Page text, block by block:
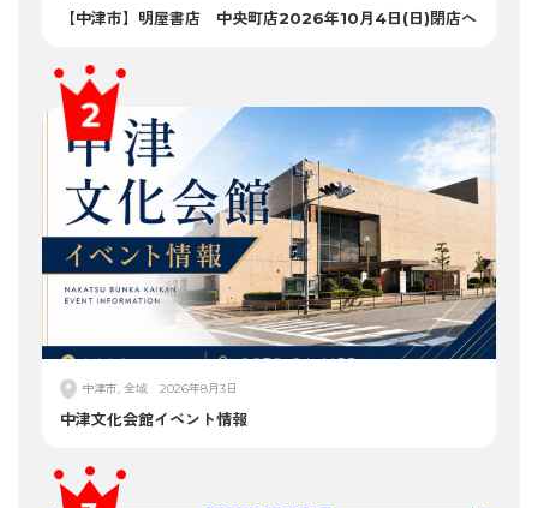
【中津市】明屋書店 中央町店2026年10月4日(日)閉店へ
中津市, 全域 2026年8月3日
中津文化会館イベント情報